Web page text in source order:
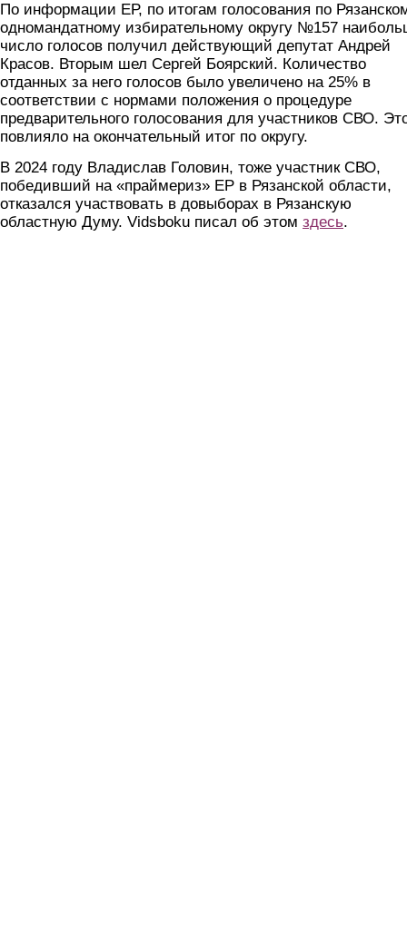
По информации ЕР, по итогам голосования по
одномандатному избирательному округу №157
число голосов получил действующий депутат Андрей
Красов. Вторым шел Сергей Боярский. Количество
отданных за него голосов было увеличено на 25% в
соответствии с нормами положения о процедуре
предварительного голосования для участников СВО.
повлияло на окончательный итог по округу.
В 2024 году Владислав Головин, тоже участник СВО,
победивший на «праймериз» ЕР в Рязанской области,
отказался участвовать в довыборах в Рязанскую
областную Думу. Vidsboku писал об этом здесь.